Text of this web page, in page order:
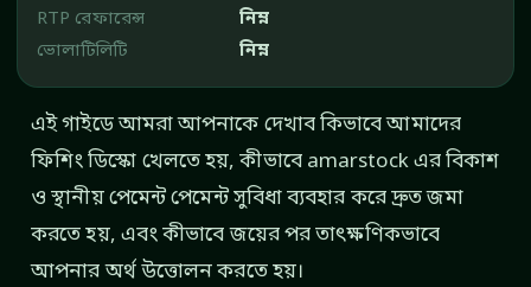
RTP রেফারেন্স
নিম্ন
ভোলাটিলিটি
নিম্ন
এই গাইডে আমরা আপনাকে দেখাব কিভাবে আমাদের
ফিশিং ডিস্কো খেলতে হয়, কীভাবে amarstock এর বিকাশ
ও স্থানীয় পেমেন্ট পেমেন্ট সুবিধা ব্যবহার করে দ্রুত জমা
করতে হয়, এবং কীভাবে জয়ের পর তাৎক্ষণিকভাবে
আপনার অর্থ উত্তোলন করতে হয়।